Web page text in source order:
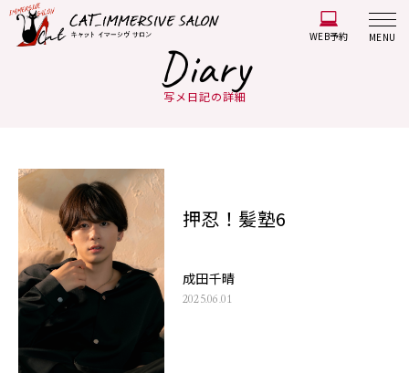
WEB予約 MENU
Diary
写メ日記の詳細
押忍！髪塾6
成田千晴
2025.06.01